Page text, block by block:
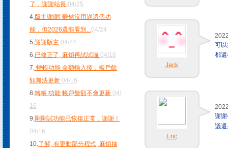
了，謝謝站長 04/25
4.版主謝謝! 雖然沒用過這個功
能，但2026還能看到 ...04/24
5.謝謝版主 04/24
6.已修正了, 麻煩再試試囉 04/16
7.轉帳功能 金額輸入後，帳戶餘
額無法更新 04/16
8.轉帳 功能 帳戶餘額不會更新 04/
16
9.剛剛試功能已恢復正常，謝謝！
04/16
10.了解, 有更動部分程式, 麻煩抽
Jack
可
都
Eric
謝
議